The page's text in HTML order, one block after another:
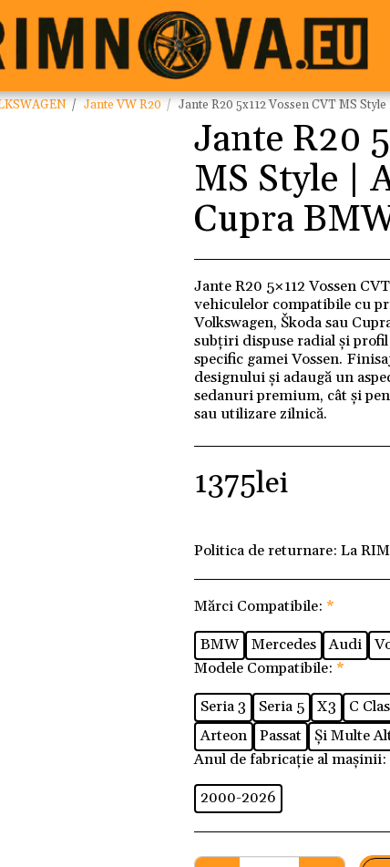
Jante VW R20 Jante R20 5x112 Vossen CVT MS
Jante R20
MS Style |
Cupra
Jante R20 5×112 Vossen
vehiculelor compatibile cu
Volkswagen, Škoda sau
subțiri dispuse radial și
specific gamei Vossen.
designului și adaugă un
sedanuri premium, cât și
sau utilizare zilnică.
1375lei
Politica de returnare: La
Mărci Compatibile: *
BMW
Mercedes Audi
Modele Compatibile: *
Seria 3
Seria 5 X3 C
Arteon
Passat
Și Multe
Anul de fabricație al mașinii:
2000-2026